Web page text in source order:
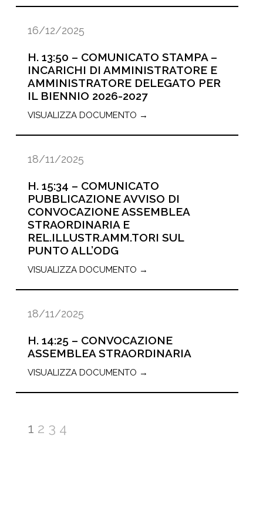
16/12/2025
H. 13:50 – COMUNICATO STAMPA –
INCARICHI DI AMMINISTRATORE E
AMMINISTRATORE DELEGATO PER
IL BIENNIO 2026-2027
VISUALIZZA DOCUMENTO →
18/11/2025
H. 15:34 – COMUNICATO
PUBBLICAZIONE AVVISO DI
CONVOCAZIONE ASSEMBLEA
STRAORDINARIA E
REL.ILLUSTR.AMM.TORI SUL
PUNTO ALL’ODG
VISUALIZZA DOCUMENTO →
18/11/2025
H. 14:25 – CONVOCAZIONE
ASSEMBLEA STRAORDINARIA
VISUALIZZA DOCUMENTO →
1 2 3 4